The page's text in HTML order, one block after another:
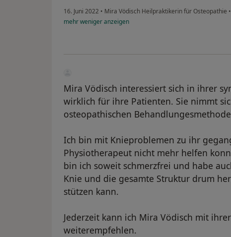
16. Juni 2022 • Mira Vödisch Heilpraktikerin für Osteopathie •
mehrwenigeranzeigen
Mira Vödisch interessiert sich in ihrer
wirklich für ihre Patienten. Sie nimmt
osteopathischen
Ich bin mit Knieproblemen zu ihr
Physiotherapeut nicht mehr helfen
bin ich soweit schmerzfrei und habe
Knie und die gesamte Struktur drum
stützen kann.
Jederzeit kann ich Mira Vödisch mit
weiterempfehlen.